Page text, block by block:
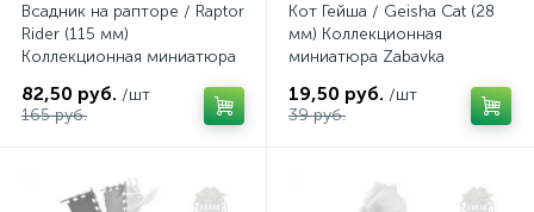
Всадник на рапторе / Raptor
Rider (115 мм)
Коллекционная миниатюра
82,50 руб. /шт
165 руб.
Кот Гейша / Geisha Cat (28
мм) Коллекционная
миниатюра Zabavka
19,50 руб. /шт
39 руб.